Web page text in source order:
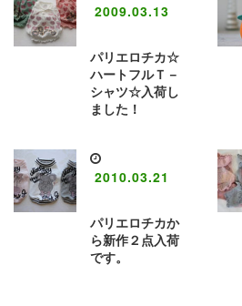
2009.03.13
パリエロチカ☆
ハートフルＴ－
シャツ☆入荷し
ました！
2010.03.21
パリエロチカか
ら新作２点入荷
です。